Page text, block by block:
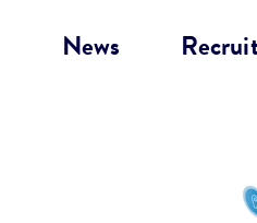
News